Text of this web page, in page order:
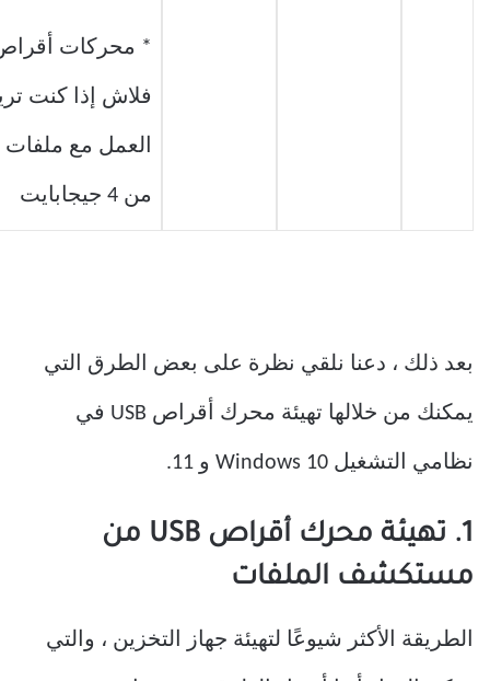
* محركات
فلاش إذا كنت
العمل مع ملفات
من 4 جيجابايت
بعد ذلك ، دعنا نلقي نظرة على بعض الطرق التي
يمكنك من خلالها تهيئة محرك أقراص USB في
نظامي التشغيل Windows 10 و 11.
1. تهيئة محرك أقراص USB من
مستكشف الملفات
الطريقة الأكثر شيوعًا لتهيئة جهاز التخزين ، والتي